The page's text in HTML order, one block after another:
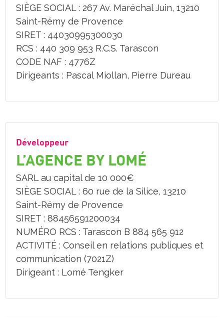
SIÈGE SOCIAL : 267 Av. Maréchal Juin, 13210
Saint-Rémy de Provence
SIRET : 44030995300030
RCS : 440 309 953 R.C.S. Tarascon
CODE NAF : 4776Z
Dirigeants : Pascal Miollan, Pierre Dureau
Développeur
L’AGENCE BY LOMÉ
SARL au capital de 10 000€
SIÈGE SOCIAL : 60 rue de la Silice, 13210
Saint-Rémy de Provence
SIRET : 88456591200034
NUMÉRO RCS : Tarascon B 884 565 912
ACTIVITÉ : Conseil en relations publiques et
communication (7021Z)
Dirigeant : Lomé Tengker